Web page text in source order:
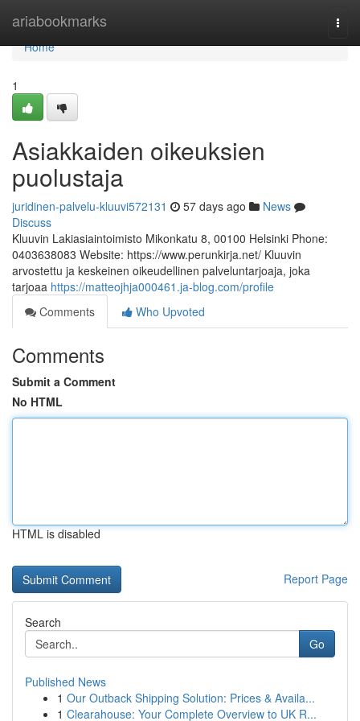
ariabookmarks
Home
Home
1
Asiakkaiden oikeuksien
puolustaja
juridinen-palvelu-kluuvi572131 57 days ago
News
Discuss
Kluuvin Lakiasiaintoimisto Mikonkatu 8, 00100 Helsinki Phone:
0403638083 Website: https://www.perunkirja.net/ Kluuvin
arvostettu ja keskeinen oikeudellinen palveluntarjoaja, joka
tarjoaa https://matteojhja000461.ja-blog.com/profile
Comments
Who Upvoted
Comments
Submit a Comment
No HTML
HTML is disabled
Report Page
Search
Go
Published News
1 Our Outback Shipping Solution: Prices & Availa...
1 Clearahouse: Your Complete Overview to UK R...